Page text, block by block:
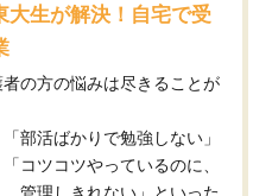
大生が解決！自宅で受
の方の悩みは尽きることが
部活ばかりで勉強しない」
コツコツやっているのに、
管理しきれない」といった